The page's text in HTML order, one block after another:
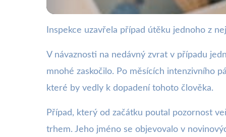
webya.cz
Inspekce bez
7. 1. 2026· 4 min čtení · Autor: Kristián Valenta
Inspekce uzavřela případ útěku jednoho z
V návaznosti na nedávný zvrat v případu
mnohé zaskočilo. Po měsících intenzivního
které by vedly k dopadení tohoto člověka.
Případ, který od začátku poutal pozornost
trhem. Jeho jméno se objevovalo v